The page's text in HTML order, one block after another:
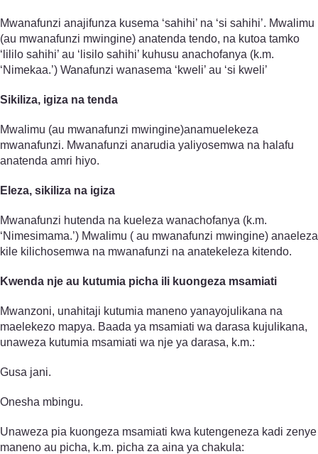
Mwanafunzi anajifunza kusema ‘sahihi’ na ‘si sahihi’. Mwalimu
(au mwanafunzi mwingine) anatenda tendo, na kutoa tamko
‘lililo sahihi’ au ‘lisilo sahihi’ kuhusu anachofanya (k.m.
‘Nimekaa.’) Wanafunzi wanasema ‘kweli’ au ‘si kweli’
Sikiliza, igiza na tenda
Mwalimu (au mwanafunzi mwingine)anamuelekeza
mwanafunzi. Mwanafunzi anarudia yaliyosemwa na halafu
anatenda amri hiyo.
Eleza, sikiliza na igiza
Mwanafunzi hutenda na kueleza wanachofanya (k.m.
‘Nimesimama.’) Mwalimu ( au mwanafunzi mwingine) anaeleza
kile kilichosemwa na mwanafunzi na anatekeleza kitendo.
Kwenda nje au kutumia picha ili kuongeza msamiati
Mwanzoni, unahitaji kutumia maneno yanayojulikana na
maelekezo mapya. Baada ya msamiati wa darasa kujulikana,
unaweza kutumia msamiati wa nje ya darasa, k.m.:
Gusa jani.
Onesha mbingu.
Unaweza pia kuongeza msamiati kwa kutengeneza kadi zenye
maneno au picha, k.m. picha za aina ya chakula: